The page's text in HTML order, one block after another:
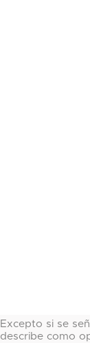
Excepto si se
describe como